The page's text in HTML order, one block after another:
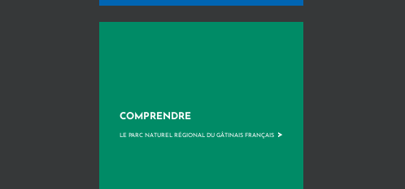
COMPRENDRE
LE PARC NATUREL RÉGIONAL DU GÂTINAIS FRANÇAIS >